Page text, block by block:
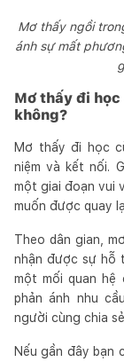
Mơ thấy ngồi
ánh sự mất
Mơ thấy đi
không?
Mơ thấy đi học
niệm và kết nối.
một giai đoạn vui
muốn được quay
Theo dân gian,
nhận được sự hỗ
một mối quan hệ
phản ánh nhu
người cùng chia
Nếu gần đây bạn